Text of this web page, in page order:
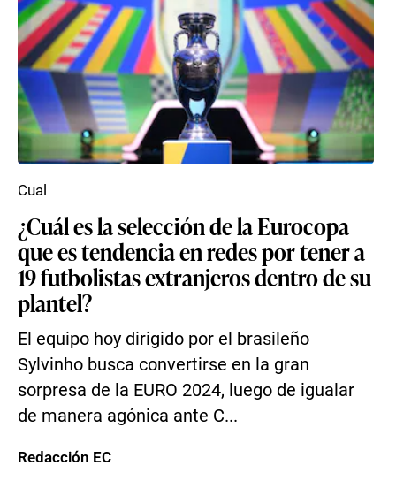
¿Cuál es la selección de la Eurocopa
que es tendencia en redes por tener a
19 futbolistas extranjeros dentro de su
plantel?
El equipo hoy dirigido por el brasileño
Sylvinho busca convertirse en la gran
sorpresa de la EURO 2024, luego de igualar
de manera agónica ante C...
Cual
Redacción EC